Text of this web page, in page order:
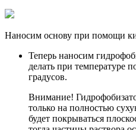
Наносим основу при помощи
Теперь наносим
делать при температуре
градусов.
Внимание!
только на полностью
будет покрываться